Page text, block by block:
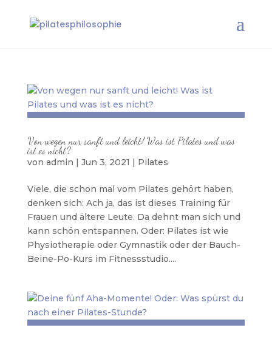
Von wegen nur sanft und leicht! Was ist Pilates und was
ist es nicht?
von admin | Jun 3, 2021 | Pilates
Viele, die schon mal vom Pilates gehört haben,
denken sich: Ach ja, das ist dieses Training für
Frauen und ältere Leute. Da dehnt man sich und
kann schön entspannen. Oder: Pilates ist wie
Physiotherapie oder Gymnastik oder der Bauch-
Beine-Po-Kurs im Fitnessstudio....